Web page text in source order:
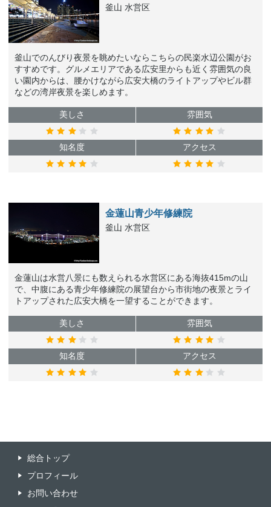
釜山 水営区
釜山でのんびり夜景を眺めたいならこちらの民楽水辺公園がお
すすめです。グルメエリアである広安里からも近く雰囲気の良
い園内からは、腰かけながら広安大橋のライトアップやビル群
などの湾岸夜景を楽しめます。
美しさ 雰囲気
知名度 アクセス
金蓮山青少年修練院
釜山 水営区
金蓮山は水営八景にも数えられる水営区にある海抜415mの山
で、中腹にある青少年修練院の展望台から市街地の夜景とライ
トアップされた広安大橋を一望することができます。
美しさ 雰囲気
知名度 アクセス
総合トップ
プロフィール
お問い合わせ